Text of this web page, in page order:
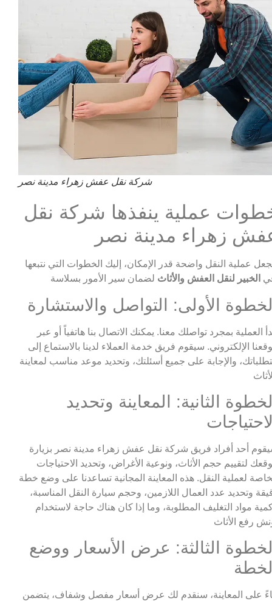
شركة نقل عفش زهراء مدينة نصر
عملية ينفذها شركة نقل
زهراء مدينة نصر
عملية النقل واضحة قدر الإمكان، إليك الخطوات التي نتبعها
الخبير لنقل العفش والأثاث
الأولى: التواصل والاستشارة
العملية بمجرد تواصلك معنا. يمكنك الاتصال بنا هاتفياً أو عبر
الإلكتروني. سيقوم فريق خدمة العملاء لدينا بالاستماع إلى
والإجابة على جميع أسئلتك، وتحديد موعد مناسب لمعاينة
الثانية: المعاينة وتحديد
أحد أفراد فريق شركة نقل عفش زهراء مدينة نصر بزيارة
لتقييم حجم الأثاث، ونوعية الأغراض، وتحديد الاحتياجات
لعملية النقل. هذه المعاينة المجانية تساعدنا على وضع خطة
وتحديد عدد العمال اللازمين، وحجم سيارة النقل المناسبة،
مواد التغليف المطلوبة، وما إذا كان هناك حاجة لاستخدام
الثالثة: عرض الأسعار ووضع
على المعاينة، سنقدم لك عرض أسعار مفصل وشفاف، يتضمن